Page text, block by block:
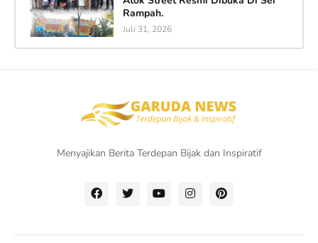
Rampah.
Juli 31, 2026
Menyajikan Berita Terdepan Bijak dan Inspiratif